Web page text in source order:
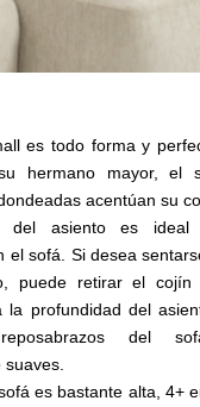
es todo forma y
hermano mayor, el
acentúan su
del asiento es ideal
el sofá. Si desea
puede retirar el cojín
la profundidad del
del
es bastante alta, 4+